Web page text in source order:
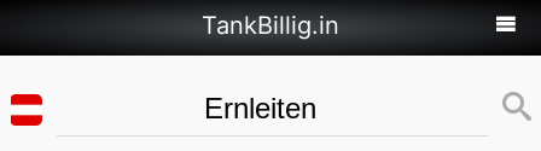
TankBillig.in